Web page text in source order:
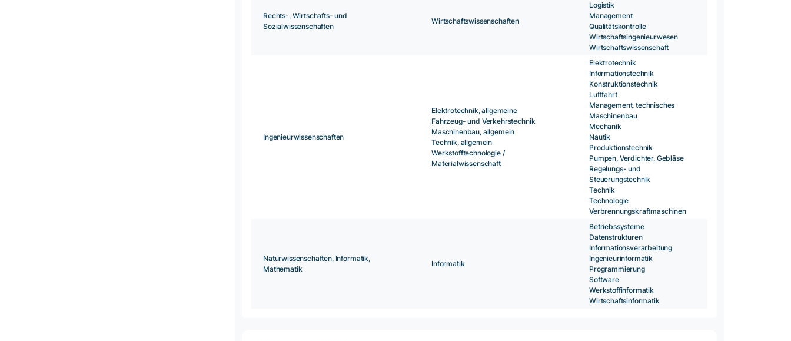
Rechts-, Wirtschafts- und
Sozialwissenschaften
Wirtschaftswissenschaften
Logistik
Management
Qualitätskontrolle
Wirtschaftsingenieurwesen
Wirtschaftswissenschaft
Ingenieurwissenschaften
Elektrotechnik, allgemeine
Fahrzeug- und Verkehrstechnik
Maschinenbau, allgemein
Technik, allgemein
Werkstofftechnologie /
Materialwissenschaft
Elektrotechnik
Informationstechnik
Konstruktionstechnik
Luftfahrt
Management, technisches
Maschinenbau
Mechanik
Nautik
Produktionstechnik
Pumpen, Verdichter, Gebläse
Regelungs- und
Steuerungstechnik
Technik
Technologie
Verbrennungskraftmaschinen
Naturwissenschaften, Informatik,
Mathematik
Informatik
Betriebssysteme
Datenstrukturen
Informationsverarbeitung
Ingenieurinformatik
Programmierung
Software
Werkstoffinformatik
Wirtschaftsinformatik